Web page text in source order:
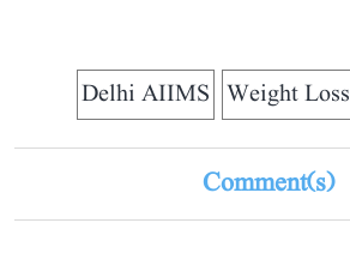
Weight Loss
Delhi AIIMS
Comment(s)